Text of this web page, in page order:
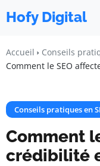
Hofy Digital
Accueil
Conseils
Comment le SEO
Conseils pratiques en
Comment
crédibilité